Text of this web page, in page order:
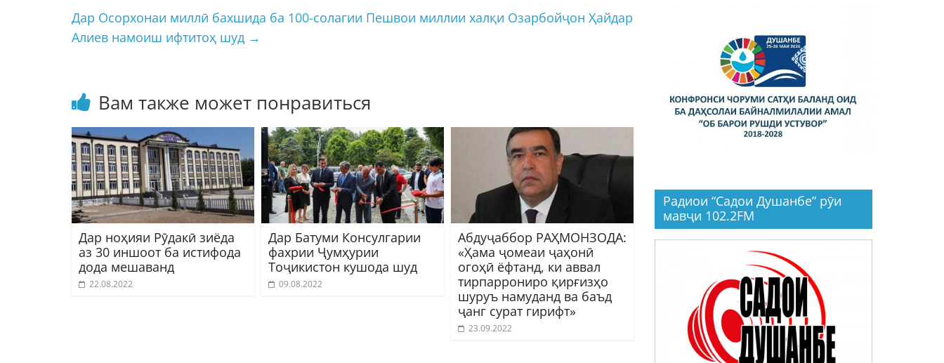
Дар Осорхонаи миллӣ бахшида ба 100-солагии Пешвои миллии халқи Озарбойҷон Ҳайдар
Алиев намоиш ифтитоҳ шуд →
Вам также может понравиться
Дар ноҳияи Рӯдакӣ зиёда
аз 30 иншоот ба истифода
дода мешаванд
22.08.2022
Дар Батуми Консулгарии
фахрии Ҷумҳурии
Тоҷикистон кушода шуд
09.08.2022
Абдуҷаббор РАҲМОНЗОДА:
«Ҳама ҷомеаи ҷаҳонӣ
огоҳӣ ёфтанд, ки аввал
тирпаррониро қирғизҳо
шуруъ намуданд ва баъд
ҷанг сурат гирифт»
23.09.2022
Радиои “Садои Душанбе” рӯи
мавҷи 102.2FM